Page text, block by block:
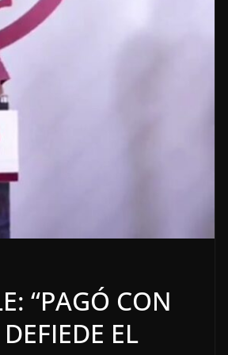
“PAGÓ CON
EL
LOCALES OPINIÓN
5 agosto, 2026